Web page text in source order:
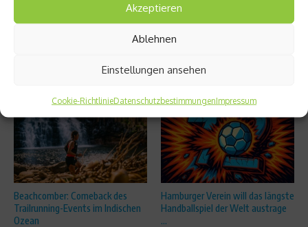
Akzeptieren
Ablehnen
Einstellungen ansehen
Cookie-RichtlinieDatenschutzbestimmungenImpressum
Ähnliche Beiträge
Beachcomber: Comeback des
Trailrunning-Events im Indischen
Ozean
Hamburger Verein will das längste
Handballspiel der Welt austrage
...